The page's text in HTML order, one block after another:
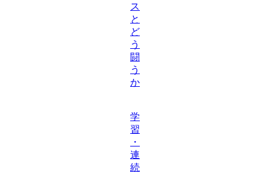
ス
と
ど
う
闘
う
か
学
習
・
連
続